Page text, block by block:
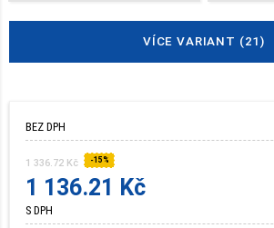
VÍCE VARIANT (21)
BEZ DPH
1 336.72 Kč -15%
1 136.21 Kč
S DPH